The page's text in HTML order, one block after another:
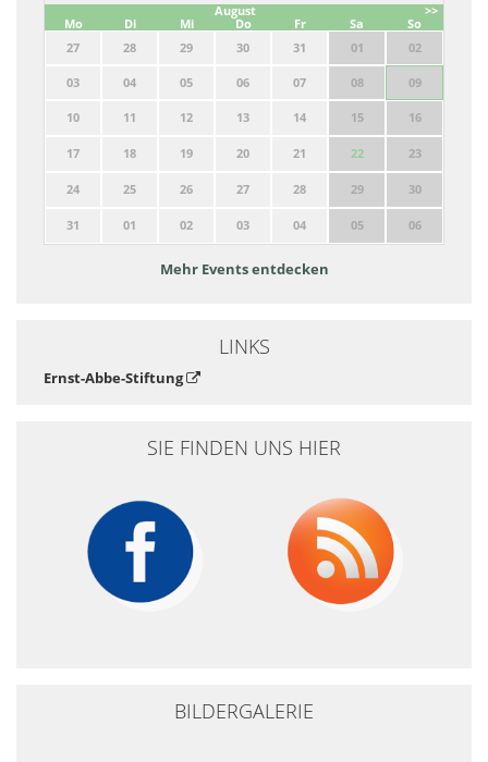
>>
August
Mo
Di Mi Do Fr Sa
So
27
28 29 30 31 01 02
03 04 05 06 07 08 09
10 11 12 13 14 15 16
17 18 19 20 21 22 23
24 25 26 27 28 29 30
31 01 02 03 04 05 06
Mehr Events entdecken
LINKS
Ernst-Abbe-Stiftung
SIE FINDEN UNS HIER
BILDERGALERIE